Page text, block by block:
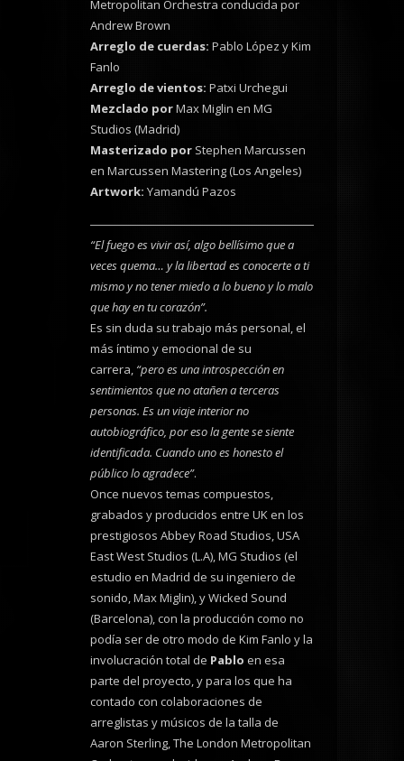
Metropolitan Orchestra conducida por
Andrew Brown
Arreglo de cuerdas: Pablo López y Kim
Fanlo
Arreglo de vientos: Patxi Urchegui
Mezclado porMax Miglin en MG
Studios (Madrid)
Masterizado por Stephen Marcussen
en Marcussen Mastering (Los Angeles)
Artwork: Yamandú Pazos
“El fuego es vivir así, algo bellísimo que a
veces quema… y la libertad es conocerte a ti
mismo y no tener miedo a lo bueno y lo malo
que hay en tu corazón”.
Es sin duda su trabajo más personal, el
más íntimo y emocional de su
carrera, “pero es una introspección en
sentimientos que no atañen a terceras
personas. Es un viaje interior no
autobiográfico, por eso la gente se siente
identificada. Cuando uno es honesto el
público lo agradece”.
Once nuevos temas compuestos,
grabados y producidos entre UK en los
prestigiosos Abbey Road Studios, USA
East West Studios (L.A), MG Studios (el
estudio en Madrid de su ingeniero de
sonido, Max Miglin), y Wicked Sound
(Barcelona), con la producción como no
podía ser de otro modo de Kim Fanlo y la
involucración total de Pablo en esa
parte del proyecto, y para los que ha
contado con colaboraciones de
arreglistas y músicos de la talla de
Aaron Sterling, The London Metropolitan